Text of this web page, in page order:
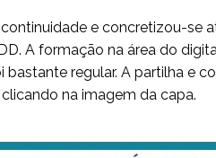
e concretizou-se
A formação na área do
regular. A partilha e
na imagem da capa.